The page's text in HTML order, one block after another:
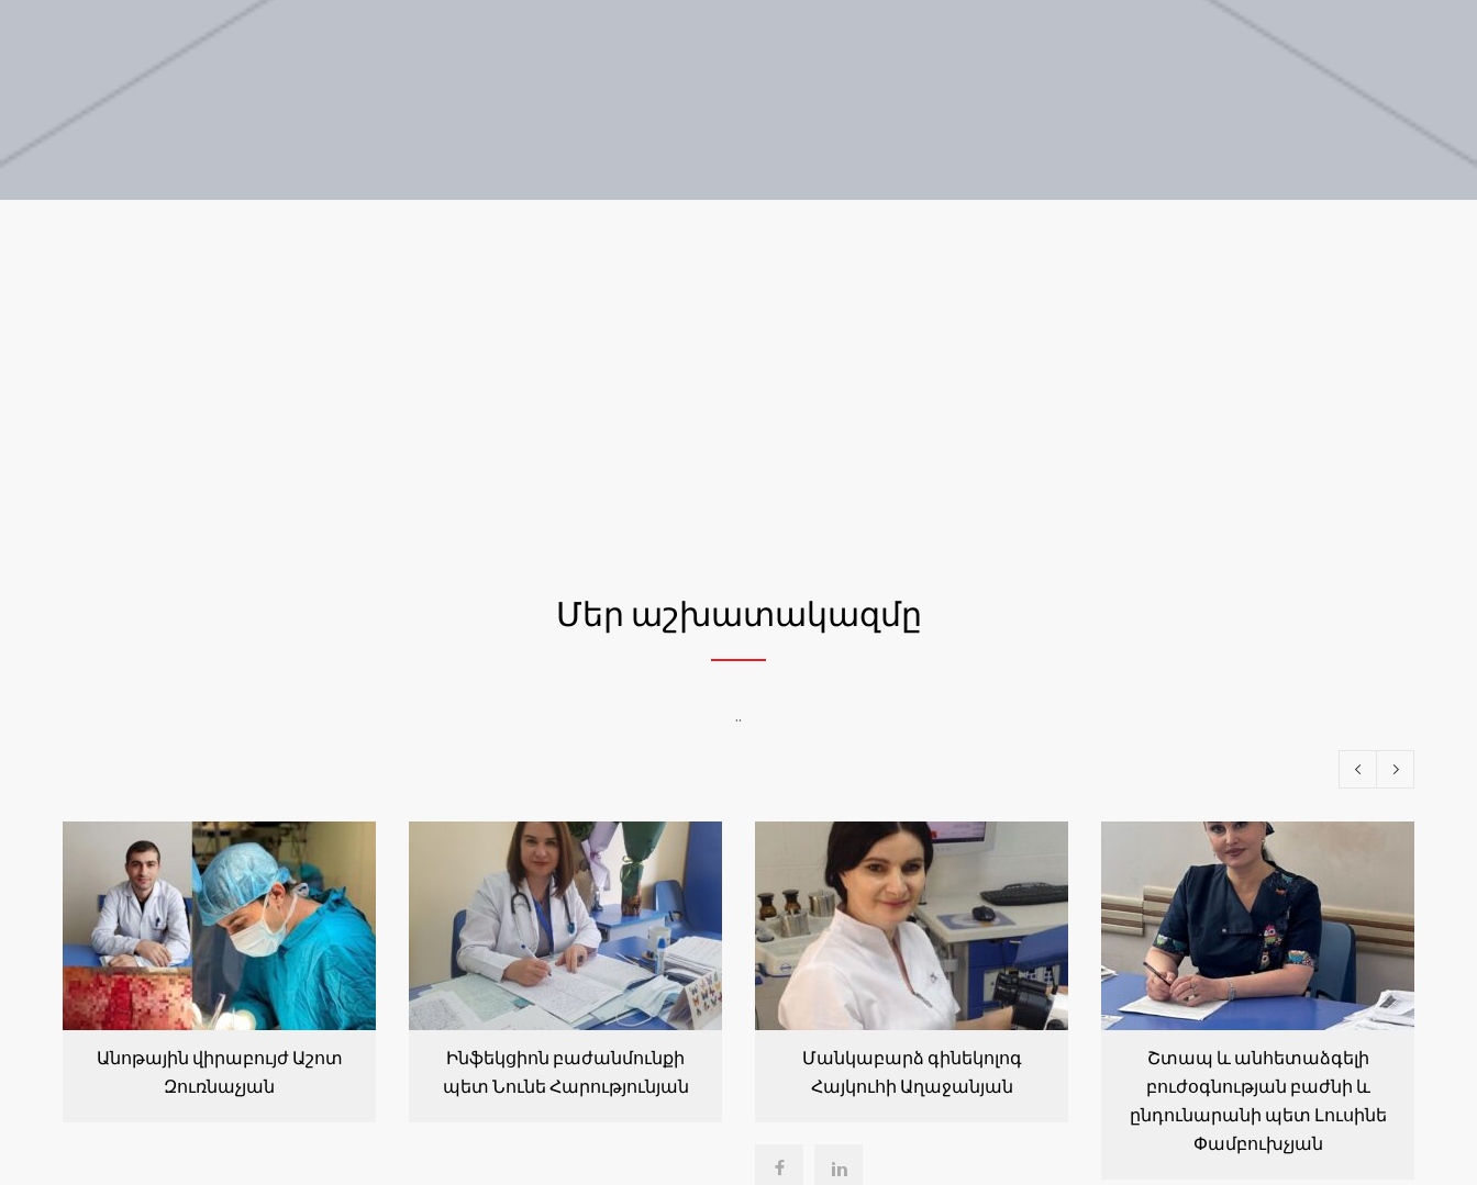
Մեր աշխատակազմը
..
Անոթային վիրաբույժ Աշոտ
Զուռնաչյան
Ինֆեկցիոն բաժանմունքի
պետ Նունե Հարությունյան
Մանկաբարձ գինեկոլոգ
Հայկուհի Աղաջանյան
Շտապ և անհետաձգելի
բուժօգնության բաժնի և
ընդունարանի պետ Լուսինե
Փամբուխչյան